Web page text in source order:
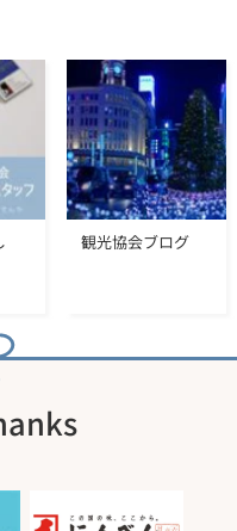
観光協会ブログ